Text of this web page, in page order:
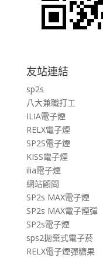
友站連結
sp2s
八大兼職打工
ILIA電子煙
RELX電子煙
SP2S電子煙
KISS電子煙
ilia電子煙
網站顧問
SP2s MAX電子煙
SP2s MAX電子煙彈
SP2s電子煙
sps2拋棄式電子菸
RELX電子煙彈糖果